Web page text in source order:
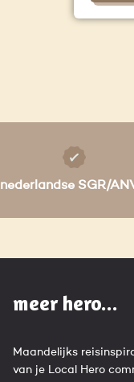
nederlandse SGR/
meer hero...
Maandelijks
van je Local Hero